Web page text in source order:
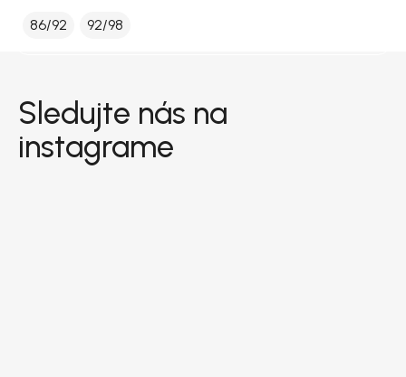
86/92 92/98
Sledujte nás na
instagrame